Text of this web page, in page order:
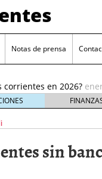
Notas de prensa
corrientes en 2026?
antes de abrir una
¿cuál elegir?
en su
sin